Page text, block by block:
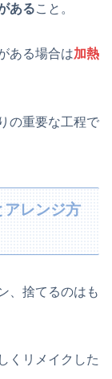
あること。
ある場合は加熱
の重要な工程で
アレンジ方
、捨てるのはも
くリメイクした